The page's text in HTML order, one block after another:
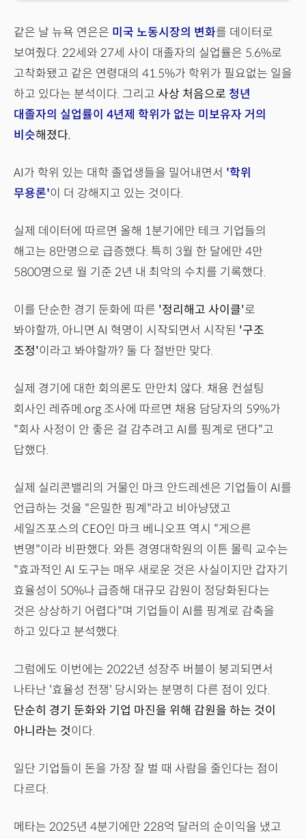
같은 날 뉴욕 연은은 미국 노동시장의 변화를 데이터로
보여줬다. 22세와 27세 사이 대졸자의 실업률은 5.6%로
고착화됐고 같은 연령대의 41.5%가 학위가 필요없는 일을
하고 있다는 분석이다. 그리고 사상 처음으로 청년
대졸자의 실업률이 4년제 학위가 없는 미보유자 거의
비슷해졌다.
AI가 학위 있는 대학 졸업생들을 밀어내면서 '학위
무용론'이 더 강해지고 있는 것이다.
실제 데이터에 따르면 올해 1분기에만 테크 기업들의
해고는 8만명으로 급증했다. 특히 3월 한 달에만 4만
5800명으로 월 기준 2년 내 최악의 수치를 기록했다.
이를 단순한 경기 둔화에 따른 '정리해고 사이클'로
봐야할까, 아니면 AI 혁명이 시작되면서 시작된 '구조
조정'이라고 봐야할까? 둘 다 절반만 맞다.
실제 경기에 대한 회의론도 만만치 않다. 채용 컨설팅
회사인 레쥬메.org 조사에 따르면 채용 담당자의 59%가
"회사 사정이 안 좋은 걸 감추려고 AI를 핑계로 댄다"고
답했다.
실제 실리콘밸리의 거물인 마크 안드레센은 기업들이 AI를
언급하는 것을 "은밀한 핑계"라고 비아냥댔고
세일즈포스의 CEO인 마크 베니오프 역시 "게으른
변명"이라 비판했다. 와튼 경영대학원의 이튼 몰릭 교수는
"효과적인 AI 도구는 매우 새로운 것은 사실이지만 갑자기
효율성이 50%나 급증해 대규모 감원이 정당화된다는
것은 상상하기 어렵다"며 기업들이 AI를 핑계로 감축을
하고 있다고 분석했다.
그럼에도 이번에는 2022년 성장주 버블이 붕괴되면서
나타난 '효율성 전쟁' 당시와는 분명히 다른 점이 있다.
단순히 경기 둔화와 기업 마진을 위해 감원을 하는 것이
아니라는 것이다.
일단 기업들이 돈을 가장 잘 벌 때 사람을 줄인다는 점이
다르다.
메타는 2025년 4분기에만 228억 달러의 순이익을 냈고